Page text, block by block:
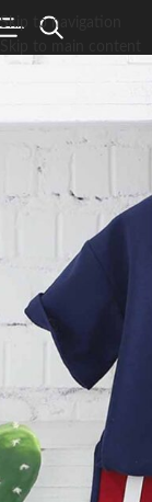
Skip to navigation